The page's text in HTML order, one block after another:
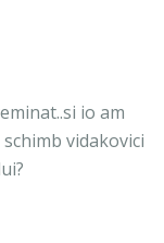
io am
vidakovici